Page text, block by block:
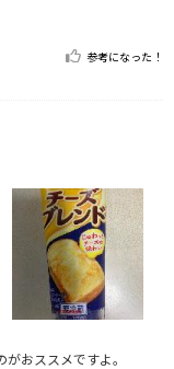
参考になった！
おススメですよ。